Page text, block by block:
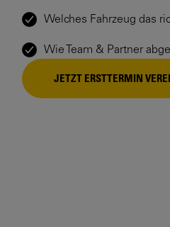
Welches Fahrzeug das
Wie Team & Partner
JETZT ERSTTERMIN